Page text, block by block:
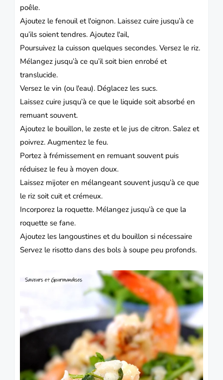
poêle.
Ajoutez le fenouil et l'oignon. Laissez cuire jusqu’à ce
qu’ils soient tendres. Ajoutez l'ail,
Poursuivez la cuisson quelques secondes. Versez le riz.
Mélangez jusqu’à ce qu’il soit bien enrobé et
translucide.
Versez le vin (ou l'eau). Déglacez les sucs.
Laissez cuire jusqu’à ce que le liquide soit absorbé en
remuant souvent.
Ajoutez le bouillon, le zeste et le jus de citron. Salez et
poivrez. Augmentez le feu.
Portez à frémissement en remuant souvent puis
réduisez le feu à moyen doux.
Laissez mijoter en mélangeant souvent jusqu’à ce que
le riz soit cuit et crémeux.
Incorporez la roquette. Mélangez jusqu’à ce que la
roquette se fane.
Ajoutez les langoustines et du bouillon si nécessaire
Servez le risotto dans des bols à soupe peu profonds.